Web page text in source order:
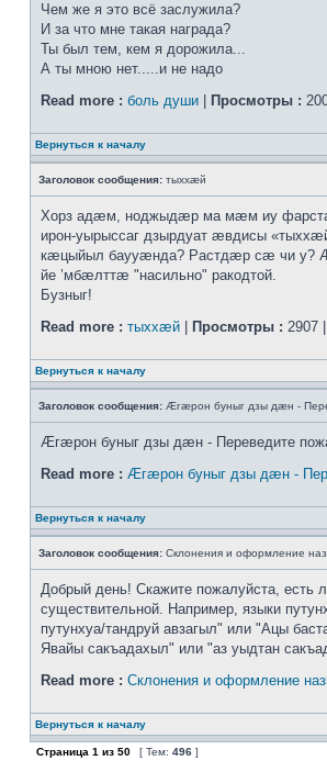
Чем же я это всё заслужила?
И за что мне такая награда?
Ты был тем, кем я дорожила...
А ты мною нет.....и не надо
Read more : боль души Просмотры :
Вернуться к началу
Заголовок сообщения: тыххӕй
Хорз адӕм, ноджыдӕр ма мӕм иу
ирон-уырыссаг дзырдуат ӕвдисы
кӕцыйыл баууӕнда? Растдӕр сӕ чи
йе ’мбӕлттӕ "насильно" ракодтой.
Бузныг!
Read more : тыххӕй Просмотры : 2907 |
Вернуться к началу
Заголовок сообщения: Æгæрон буныг дзы дæн -
Æгæрон буныг дзы дæн - Переведите
Read more : Æгæрон буныг дзы дæн -
Вернуться к началу
Заголовок сообщения: Склонения и оформление
Добрый день! Скажите пожалуйста, есть
существительной. Например, языки
путунхуа/тандруй авзагыл" или "Ацы
Явайы сакъадахыл" или "аз уыдтан
Read more : Склонения и оформление
Вернуться к началу
Страница 1 из 50 [ Тем: 496 ]